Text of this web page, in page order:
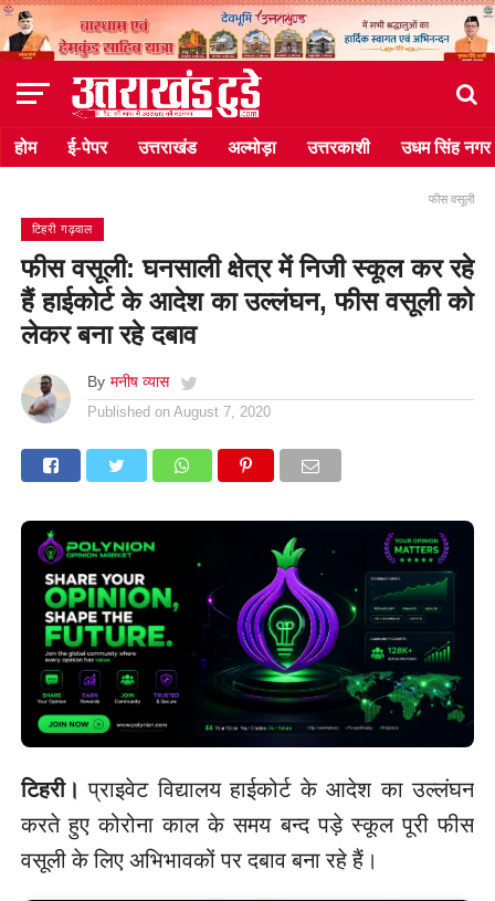
होम ई-पेपर उत्तराखंड अल्मोड़ा उत्तरकाशी उधम सिंह नगर
फीस वसूली
टिहरी गढ़वाल
फीस वसूली: घनसाली क्षेत्र में निजी स्कूल कर रहे
हैं हाईकोर्ट के आदेश का उल्लंघन, फीस वसूली को
लेकर बना रहे दबाव
By मनीष व्यास
Published on August 7, 2020
टिहरी।प्राइवेट विद्यालय हाईकोर्ट के आदेश का उल्लंघन
करते हुए कोरोना काल के समय बन्द पड़े स्कूल पूरी फीस
वसूली के लिए अभिभावकों पर दबाव बना रहे हैं।